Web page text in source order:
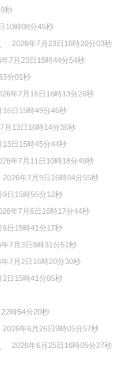
秒
10時08分45秒
2026年7月23日16時20分03秒
年7月23日15時44分54秒
分01秒
年7月16日16時13分26秒
16日15時49分46秒
月13日16時14分36秒
13日15時45分44秒
年7月11日10時18分49秒
2026年7月9日16時04分55秒
9日15時55分12秒
年7月6日16時17分44秒
6日15時41分17秒
年7月3日8時31分51秒
年7月2日16時20分30秒
2日15時41分05秒
時54分20秒
2026年6月26日9時05分57秒
2026年6月25日16時05分27秒